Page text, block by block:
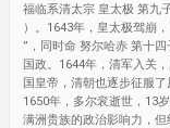
福临系清太宗 皇太极 第九
）。1643年，皇太极驾崩
”，同时命 努尔哈赤 第十
国政。1644年，清军入关
国皇帝，清朝也逐步征服
1650年，多尔衮逝世，13
满洲贵族的政治影响力，